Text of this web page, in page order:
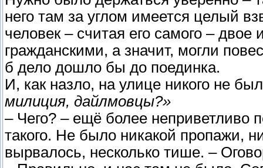
него там за углом имеется целый
человек – считая его самого –
гражданскими, а значит, могли
б дело дошло бы до поединка.
И, как назло, на улице никого не
милиция, дайлмовцы?»
– Чего? – ещё более неприветливо
такого. Не было никакой пропажи,
вырвалось, несколько тише. –